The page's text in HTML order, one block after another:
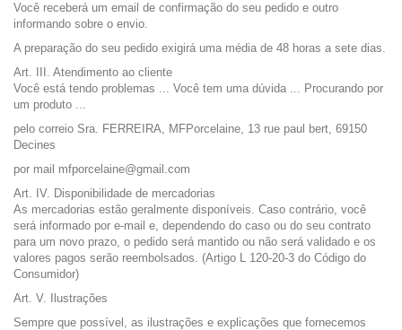
Você receberá um email de confirmação do seu pedido e outro
informando sobre o envio.
A preparação do seu pedido exigirá uma média de 48 horas a sete dias.
Art. III. Atendimento ao cliente
Você está tendo problemas ... Você tem uma dúvida ... Procurando por
um produto ...
pelo correio Sra. FERREIRA, MFPorcelaine, 13 rue paul bert, 69150
Decines
por mail mfporcelaine@gmail.com
Art. IV. Disponibilidade de mercadorias
As mercadorias estão geralmente disponíveis. Caso contrário, você
será informado por e-mail e, dependendo do caso ou do seu contrato
para um novo prazo, o pedido será mantido ou não será validado e os
valores pagos serão reembolsados. (Artigo L 120-20-3 do Código do
Consumidor)
Art. V. Ilustrações
Sempre que possível, as ilustrações e explicações que fornecemos